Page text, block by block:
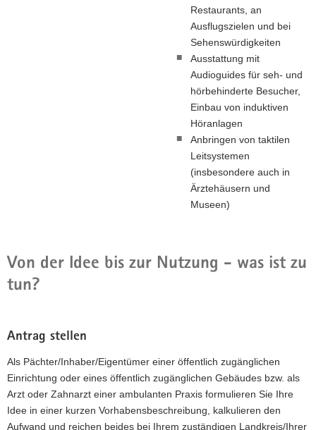
Restaurants, an
Ausflugszielen und bei
Sehenswürdigkeiten
Ausstattung mit
Audioguides für seh- und
hörbehinderte Besucher,
Einbau von induktiven
Höranlagen
Anbringen von taktilen
Leitsystemen
(insbesondere auch in
Ärztehäusern und
Museen)
Von der Idee bis zur Nutzung - was ist zu
tun?
Antrag stellen
Als Pächter/Inhaber/Eigentümer einer öffentlich zugänglichen
Einrichtung oder eines öffentlich zugänglichen Gebäudes bzw. als
Arzt oder Zahnarzt einer ambulanten Praxis formulieren Sie Ihre
Idee in einer kurzen Vorhabensbeschreibung, kalkulieren den
Aufwand und reichen beides bei Ihrem zuständigen Landkreis/Ihrer